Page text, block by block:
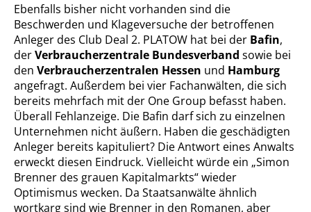
Ebenfalls bisher nicht vorhanden sind die
Beschwerden und Klageversuche der betroffenen
Anleger des Club Deal 2. PLATOW hat bei der Bafin,
derVerbraucherzentrale Bundesverband sowie bei
den Verbraucherzentralen Hessen und Hamburg
angefragt. Außerdem bei vier Fachanwälten, die sich
bereits mehrfach mit der One Group befasst haben.
Überall Fehlanzeige. Die Bafin darf sich zu einzelnen
Unternehmen nicht äußern. Haben die geschädigten
Anleger bereits kapituliert? Die Antwort eines Anwalts
erweckt diesen Eindruck. Vielleicht würde ein „Simon
Brenner des grauen Kapitalmarkts“ wieder
Optimismus wecken. Da Staatsanwälte ähnlich
wortkarg sind wie Brenner in den Romanen, aber